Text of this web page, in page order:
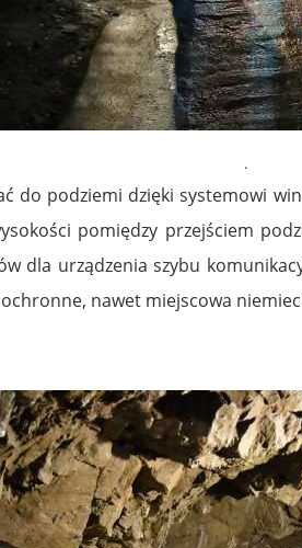
.
do podziemi dzięki systemowi
pomiędzy przejściem
dla urządzenia szybu
nawet miejscowa